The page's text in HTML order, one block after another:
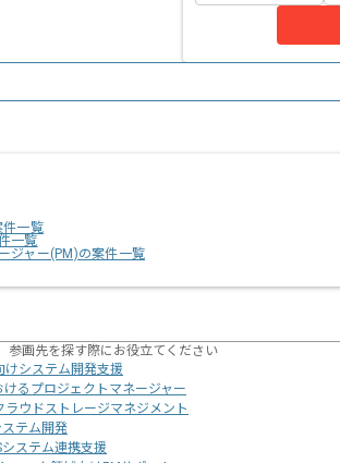
件一覧
一覧
ジャー(PM)の案件一覧
参画先を探す際にお役立てください
けシステム開発支援
けるプロジェクトマネージャー
ラウドストレージマネジメント
ステム開発
システム連携支援